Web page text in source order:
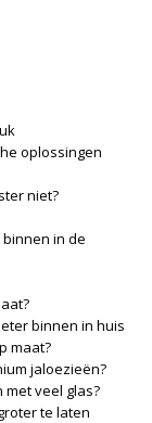
oplossingen
niet?
in de
binnen in huis
maat?
jaloezieën?
veel glas?
te laten